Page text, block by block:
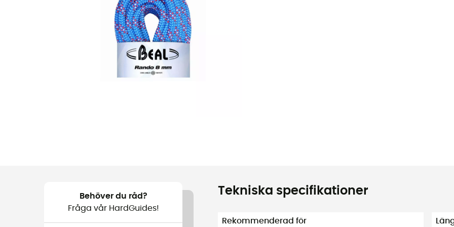
Behöver du råd?
Fråga vår HardGuides!
Tekniska specifikationer
Rekommenderad för